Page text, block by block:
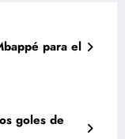
para el
goles de